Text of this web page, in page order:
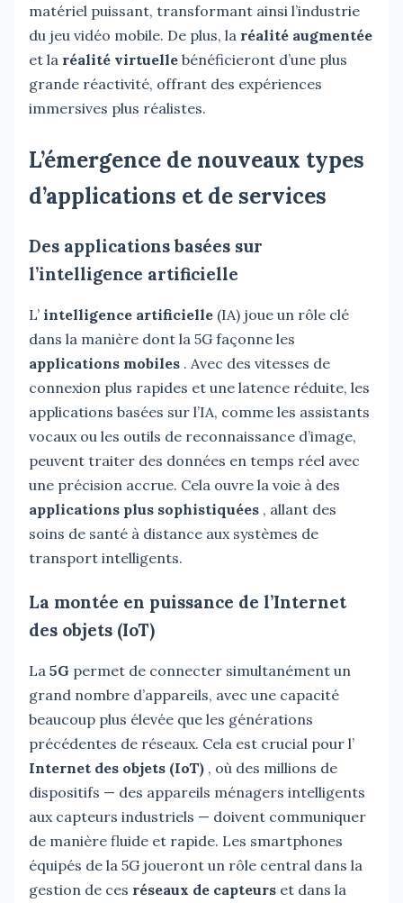
matériel puissant, transformant ainsi l’industrie
du jeu vidéo mobile. De plus, la réalité augmentée
et la réalité virtuelle bénéficieront d’une plus
grande réactivité, offrant des expériences
immersives plus réalistes.
L’émergence de nouveaux types
d’applications et de services
Des applications basées sur
l’intelligence artificielle
L’ intelligence artificielle (IA) joue un rôle clé
dans la manière dont la 5G façonne les
applications mobiles . Avec des vitesses de
connexion plus rapides et une latence réduite, les
applications basées sur l’IA, comme les assistants
vocaux ou les outils de reconnaissance d’image,
peuvent traiter des données en temps réel avec
une précision accrue. Cela ouvre la voie à des
applications plus sophistiquées , allant des
soins de santé à distance aux systèmes de
transport intelligents.
La montée en puissance de l’Internet
des objets (IoT)
La 5G permet de connecter simultanément un
grand nombre d’appareils, avec une capacité
beaucoup plus élevée que les générations
précédentes de réseaux. Cela est crucial pour l’
Internet des objets (IoT) , où des millions de
dispositifs — des appareils ménagers intelligents
aux capteurs industriels — doivent communiquer
de manière fluide et rapide. Les smartphones
équipés de la 5G joueront un rôle central dans la
gestion de ces réseaux de capteurs et dans la